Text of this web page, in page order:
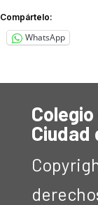
Compártelo:
WhatsApp
Ciudad